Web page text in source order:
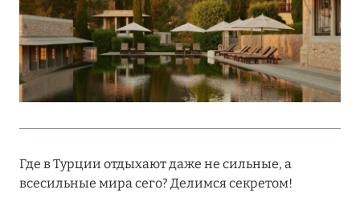
27 апреля 2026
ПОЛНАЯ ПЕРЕЗАГРУЗКА: JUMEIRAH BALI,
ПРЯМОЙ ПЕРЕЛЁТ
20 марта 2026
Где в Турции отдыхают даже не сильные, а
всесильные мира сего? Делимся секретом!